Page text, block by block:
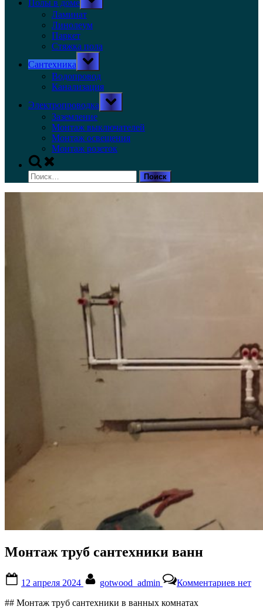
Полы в доме
sub-
menu
Ламинат
Линолеум
Паркет
Стяжка пола
Сантехника
Toggle
sub-
menu
Водопровод
Канализация
Электропроводка
Toggle
sub-
Заземление
Монтаж выключателей
Монтаж освещения
Монтаж розеток
Toggle
search
form
Найти:
Монтаж труб сантехники ванн
on
12 апреля 2024 gotwood_admin Комментариевзаписи
нет
## Монтаж труб сантехники в ванных комнатах